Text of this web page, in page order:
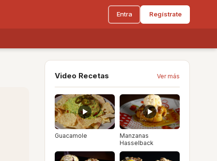
Entra Regístrate
Video Recetas Ver más
Guacamole
Manzanas
Hasselback